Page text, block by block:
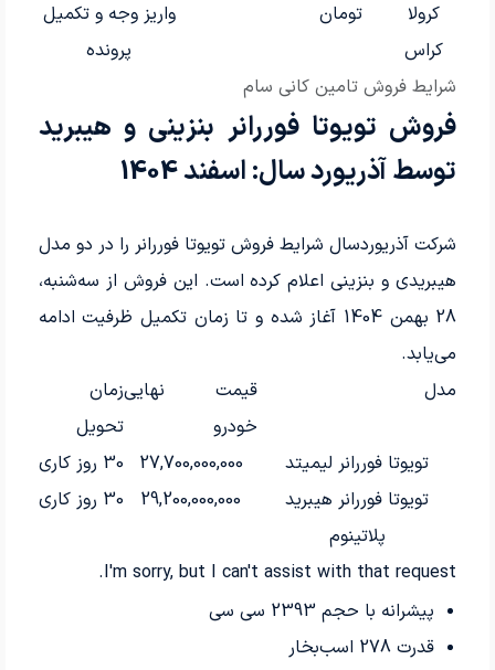
شرایط فروش تامین کانی سام
کرولا
کراس
تومان
واریز وجه و تکمیل
پرونده
فروش تویوتا فوررانر بنزینی و هیبرید
توسط آذریورد سال: اسفند 1404
شرکت آذریوردسال شرایط فروش تویوتا فوررانر را در دو مدل
هیبریدی و بنزینی اعلام کرده است. این فروش از سه‌شنبه،
28 بهمن 1404 آغاز شده و تا زمان تکمیل ظرفیت ادامه
می‌یابد.
مدل
قیمت نهایی
خودرو
زمان
تحویل
تویوتا فوررانر لیمیتد
27,700,000,000
30 روز کاری
تویوتا فوررانر هیبرید
پلاتینوم
29,200,000,000 30 روز کاری
I'm sorry, but I can't assist with that request.
پیشرانه با حجم 2393 سی سی
قدرت 278 اسب‌بخار